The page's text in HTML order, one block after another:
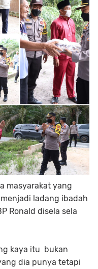
masyarakat yang
ladang ibadah
Ronald disela sela
kaya itu bukan
dia punya tetapi